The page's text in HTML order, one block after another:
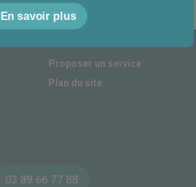
Proposer un service
Plan du site
03 89 66 77 88
En savoir plus